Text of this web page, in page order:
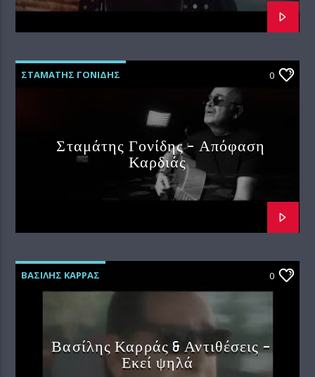
ΣΤΑΜΑΤΗΣ ΓΟΝΙΔΗΣ 0
Σταμάτης Γονίδης – Απόφαση
Καρδιάς
ΒΑΣΙΛΗΣ ΚΑΡΡΑΣ 0
Βασίλης Καρράς & Αντιθέσεις –
Εκεί ψηλά